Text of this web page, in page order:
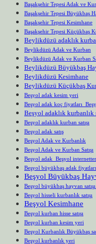
Başakşehir Tepesi Adak ve
Başakşehir Tepesi Büyükbaş
Başakşehir Tepesi Kesimhane
Başakşehir Tepesi Küçükbaş
Beylikdüzü adaklık
Beylikdüzü Adak ve Kurban
Beylikdüzü Adak ve Kurban
Beylikdüzü Büyükbaş
Beylikdüzü Kesimhane
Beylikdüzü Küçükbaş
Beşyol adak kesim yeri
Beşyol adak koç fiyatları
Beşyol adaklık kurbanlık
Beşyol adaklık kurban satışı
Beşyol adak satış
Beşyol Adak ve Kurbanlık
Beşyol Adak ve Kurban Satışı
Beşyol adak Beşyol internetten
Beşyol büyükbaş adak fiyatları
Beşyol Büyükbaş
Beşyol büyükbaş hayvan
Beşyol hisseli kurbanlık satışı
Beşyol Kesimhane
Beşyol kurban hisse satışı
Beşyol kurban kesim yeri
Beşyol Kurbanlık Büyükbaş
Beşyol kurbanlık yeri